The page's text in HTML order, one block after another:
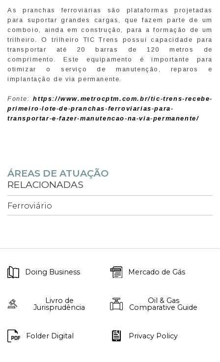
As pranchas ferroviárias são plataformas projetadas
para suportar grandes cargas, que fazem parte de um
comboio, ainda em construção, para a formação de um
trilheiro. O trilheiro TIC Trens possui capacidade para
transportar até 20 barras de 120 metros de
comprimento. Este equipamento é importante para
otimizar o serviço de manutenção, reparos e
implantação de via permanente.
Fonte:https://www.metrocptm.com.br/tic-trens-recebe-
primeiro-lote-de-pranchas-ferroviarias-para-
transportar-e-fazer-manutencao-na-via-permanente/
ÁREAS DE ATUAÇÃO
RELACIONADAS
Ferroviário
Doing Business Mercado de Gás
Livro de
Jurisprudência
Oil & Gas
Comparative Guide
Folder Digital Privacy Policy